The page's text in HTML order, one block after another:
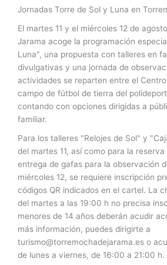
Jornadas Torre de Sol y Luna en
El martes 11 y el miércoles 12 de
Jarama acoge la programación
Luna", una propuesta con talleres en
divulgativas y una jornada de
actividades se reparten entre el
campo de fútbol de tierra del
contando con opciones dirigidas a
familiar.
Para los talleres "Relojes de Sol" y
del martes 11, así como para la
entrega de gafas para la observación
miércoles 12, se requiere inscripción
códigos QR indicados en el cartel. La
del martes a las 19:00 h no precisa
menores de 14 años deberán acudir
más información, puedes dirigirte a
turismo@torremochadejarama.es o
de lunes a viernes, de 16:00 a 21:00 h.